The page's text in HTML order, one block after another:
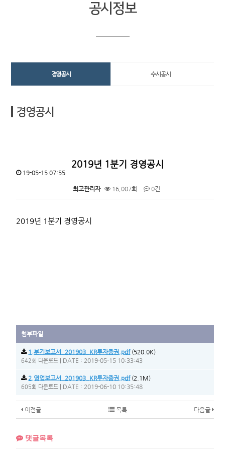
공시정보
경영공시 수시공시
경영공시
2019년 1분기 경영공시
19-05-15 07:55
최고관리자 16,007회 0건
2019년 1분기 경영공시
첨부파일
1.분기보고서_201903_KR투자증권.pdf(520.0K)
642회 다운로드 DATE : 2019-05-15 10:33:43
2.영업보고서_201903_KR투자증권.pdf(2.1M)
605회 다운로드 DATE : 2019-06-10 10:35:48
이전글 다음글
목록
댓글목록